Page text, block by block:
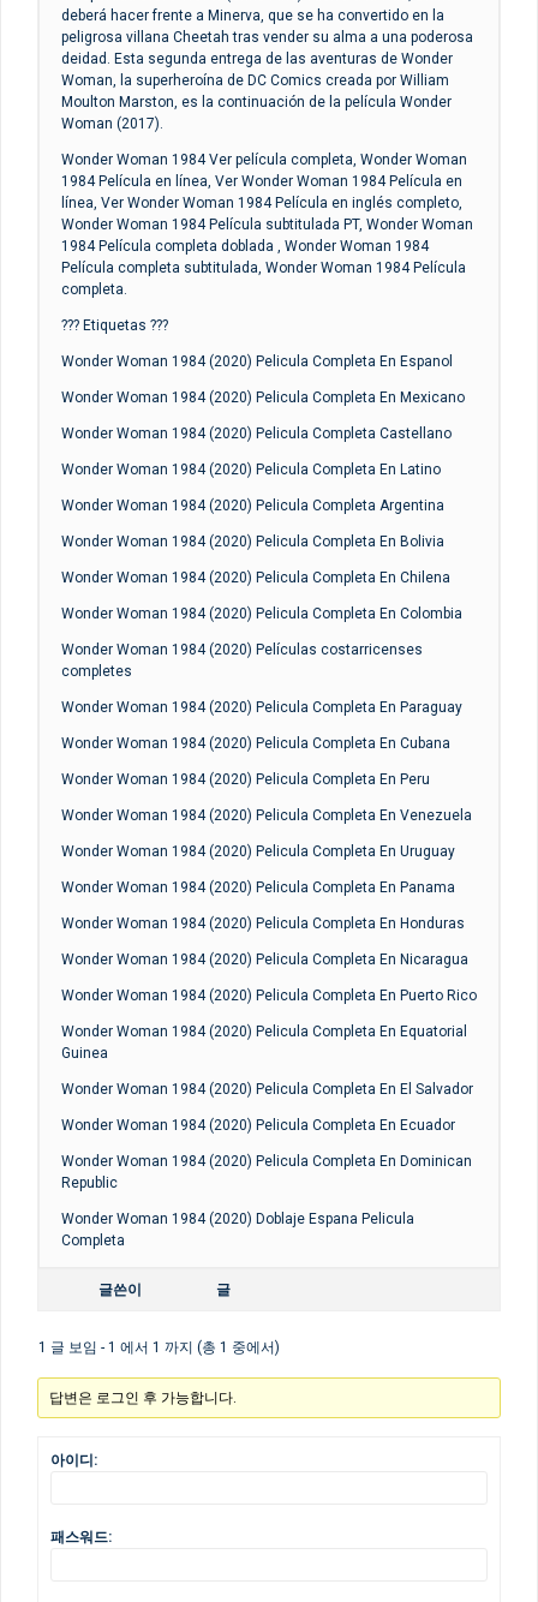
deberá hacer frente a Minerva, que se ha convertido en la
peligrosa villana Cheetah tras vender su alma a una poderosa
deidad. Esta segunda entrega de las aventuras de Wonder
Woman, la superheroína de DC Comics creada por William
Moulton Marston, es la continuación de la película Wonder
Woman (2017).
Wonder Woman 1984 Ver película completa, Wonder Woman
1984 Película en línea, Ver Wonder Woman 1984 Película en
línea, Ver Wonder Woman 1984 Película en inglés completo,
Wonder Woman 1984 Película subtitulada PT, Wonder Woman
1984 Película completa doblada , Wonder Woman 1984
Película completa subtitulada, Wonder Woman 1984 Película
completa.
??? Etiquetas ???
Wonder Woman 1984 (2020) Pelicula Completa En Espanol
Wonder Woman 1984 (2020) Pelicula Completa En Mexicano
Wonder Woman 1984 (2020) Pelicula Completa Castellano
Wonder Woman 1984 (2020) Pelicula Completa En Latino
Wonder Woman 1984 (2020) Pelicula Completa Argentina
Wonder Woman 1984 (2020) Pelicula Completa En Bolivia
Wonder Woman 1984 (2020) Pelicula Completa En Chilena
Wonder Woman 1984 (2020) Pelicula Completa En Colombia
Wonder Woman 1984 (2020) Películas costarricenses
completes
Wonder Woman 1984 (2020) Pelicula Completa En Paraguay
Wonder Woman 1984 (2020) Pelicula Completa En Cubana
Wonder Woman 1984 (2020) Pelicula Completa En Peru
Wonder Woman 1984 (2020) Pelicula Completa En Venezuela
Wonder Woman 1984 (2020) Pelicula Completa En Uruguay
Wonder Woman 1984 (2020) Pelicula Completa En Panama
Wonder Woman 1984 (2020) Pelicula Completa En Honduras
Wonder Woman 1984 (2020) Pelicula Completa En Nicaragua
Wonder Woman 1984 (2020) Pelicula Completa En Puerto Rico
Wonder Woman 1984 (2020) Pelicula Completa En Equatorial
Guinea
Wonder Woman 1984 (2020) Pelicula Completa En El Salvador
Wonder Woman 1984 (2020) Pelicula Completa En Ecuador
Wonder Woman 1984 (2020) Pelicula Completa En Dominican
Republic
Wonder Woman 1984 (2020) Doblaje Espana Pelicula
Completa
글쓴이 글
1 글 보임 - 1 에서 1 까지 (총 1 중에서)
답변은 로그인 후 가능합니다.
아이디:
패스워드: